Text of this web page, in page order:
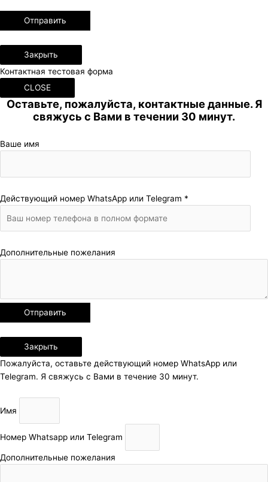
Закрыть
Контактная тестовая форма
CLOSE
Оставьте, пожалуйста, контактные данные. Я
свяжусь с Вами в течении 30 минут.
Ваше имя
Действующий номер WhatsApp или Telegram *
Дополнительные пожелания
Закрыть
Пожалуйста, оставьте действующий номер WhatsApp или
Telegram. Я свяжусь с Вами в течение 30 минут.
Имя
Номер Whatsapp или Telegram
Дополнительные пожелания